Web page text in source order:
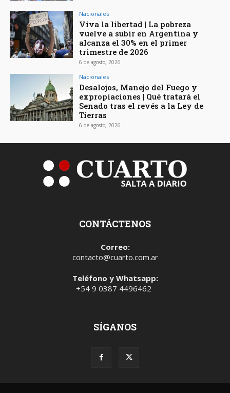
Nacionales
Viva la libertad | La pobreza
vuelve a subir en Argentina y
alcanza el 30% en el primer
trimestre de 2026
6 de agosto, 2026
Nacionales
Desalojos, Manejo del Fuego y
expropiaciones | Qué tratará el
Senado tras el revés a la Ley de
Tierras
6 de agosto, 2026
CONTÁCTENOS
Correo:
contacto@cuarto.com.ar
Teléfono y Whatsapp:
+54 9 0387 4496462
SÍGANOS